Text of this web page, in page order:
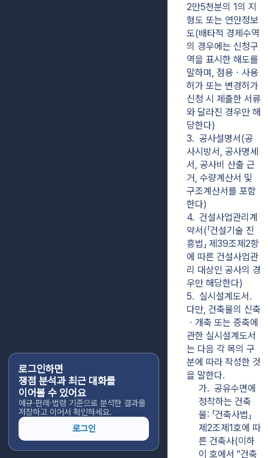
로그인하면
쟁점 분석과 최근 대화를
이어볼 수 있어요
예규·판례·법령 기준으로 분석한 결과를
저장하고 이어서 확인하세요.
로그인
2만5천분의 1의 지
형도 또는 연안정보
도(배타적 경제수역
의 경우에는 신청구
역을 표시한 해도를
말하며, 점용ㆍ사용
허가 또는 변경허가
신청 시 제출한 서류
와 달라진 경우만 해
당한다)
3.  공사설명서(공
사시방서, 공사명세
서, 공사비 산출 근
거, 수량계산서 및
구조계산서를 포함
한다)
4.  건설사업관리계
약서(「건설기술 진
흥법」 제39조제2항
에 따른 건설사업관
리 대상인 공사의 경
우만 해당한다)
5.  실시설계도서.
다만, 건축물의 신축
ㆍ개축 또는 증축에
관한 실시설계도서
는 다음 각 목의 구
분에 따라 작성한 것
을 말한다.
가.  공유수면에
정착하는 건축
물: 「건축사법」
제2조제1호에 따
른 건축사(이하
이 호에서 "건축